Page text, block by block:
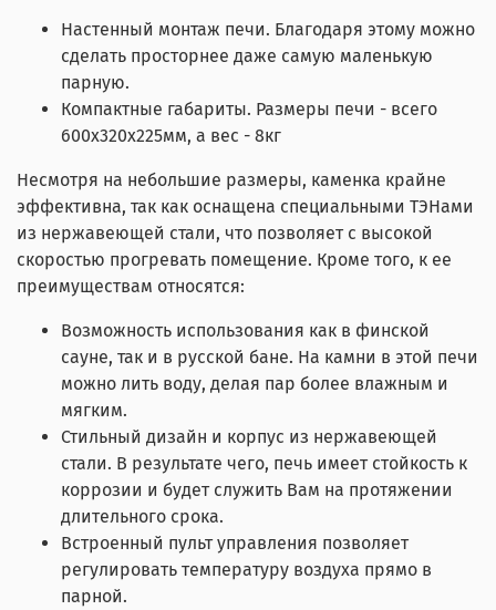
Настенный монтаж печи. Благодаря этому можно
сделать просторнее даже самую маленькую
парную.
Компактные габариты. Размеры печи - всего
600х320х225мм, а вес - 8кг
Несмотря на небольшие размеры, каменка крайне
эффективна, так как оснащена специальными ТЭНами
из нержавеющей стали, что позволяет с высокой
скоростью прогревать помещение. Кроме того, к ее
преимуществам относятся:
Возможность использования как в финской
сауне, так и в русской бане. На камни в этой печи
можно лить воду, делая пар более влажным и
мягким.
Стильный дизайн и корпус из нержавеющей
стали. В результате чего, печь имеет стойкость к
коррозии и будет служить Вам на протяжении
длительного срока.
Встроенный пульт управления позволяет
регулировать температуру воздуха прямо в
парной.